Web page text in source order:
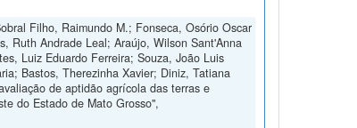
Filho, Raimundo M.; Fonseca, Osório Oscar
Ruth Andrade Leal; Araújo, Wilson Sant'Anna
Luiz Eduardo Ferreira; Souza, João Luis
Bastos, Therezinha Xavier; Diniz, Tatiana
de aptidão agrícola das terras e
do Estado de Mato Grosso",